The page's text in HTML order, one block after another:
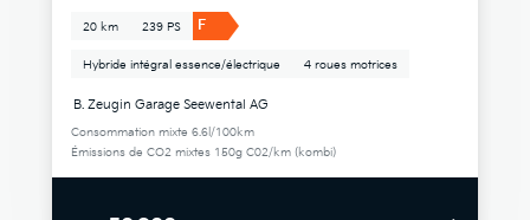
20 km 239 PS F
Hybride intégral essence/électrique 4 roues motrices
B. Zeugin Garage Seewental AG
Consommation mixte 6.6l/100km
Émissions de CO2 mixtes 150g C02/km (kombi)